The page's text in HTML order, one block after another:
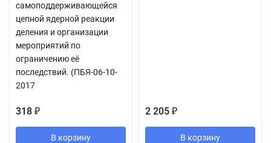
самоподдерживающейся
цепной ядерной реакции
деления и организации
мероприятий по
ограничению её
последствий. (ПБЯ-06-10-
2017
318 ₽
В корзину
2 205 ₽
В корзину